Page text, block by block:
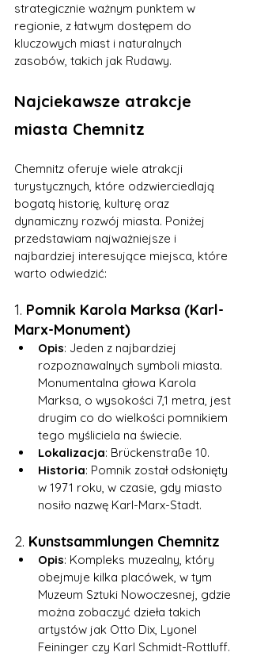
strategicznie ważnym punktem w
regionie, z łatwym dostępem do
kluczowych miast i naturalnych
zasobów, takich jak Rudawy.
Najciekawsze atrakcje
miasta Chemnitz
Chemnitz oferuje wiele atrakcji
turystycznych, które odzwierciedlają
bogatą historię, kulturę oraz
dynamiczny rozwój miasta. Poniżej
przedstawiam najważniejsze i
najbardziej interesujące miejsca, które
warto odwiedzić:
1. Pomnik Karola Marksa (Karl-
Marx-Monument)
Opis: Jeden z najbardziej
rozpoznawalnych symboli miasta.
Monumentalna głowa Karola
Marksa, o wysokości 7,1 metra, jest
drugim co do wielkości pomnikiem
tego myśliciela na świecie.
Lokalizacja: Brückenstraße 10.
Historia: Pomnik został odsłonięty
w 1971 roku, w czasie, gdy miasto
nosiło nazwę Karl-Marx-Stadt.
2. Kunstsammlungen Chemnitz
Opis: Kompleks muzealny, który
obejmuje kilka placówek, w tym
Muzeum Sztuki Nowoczesnej, gdzie
można zobaczyć dzieła takich
artystów jak Otto Dix, Lyonel
Feininger czy Karl Schmidt-Rottluff.